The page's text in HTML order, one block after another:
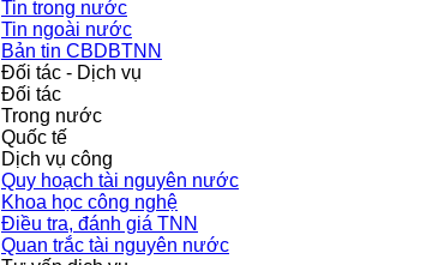
Tin trong nước
Tin ngoài nước
Bản tin CBDBTNN
Đối tác - Dịch vụ
Đối tác
Trong nước
Quốc tế
Dịch vụ công
Quy hoạch tài nguyên nước
Khoa học công nghệ
Điều tra, đánh giá TNN
Quan trắc tài nguyên nước